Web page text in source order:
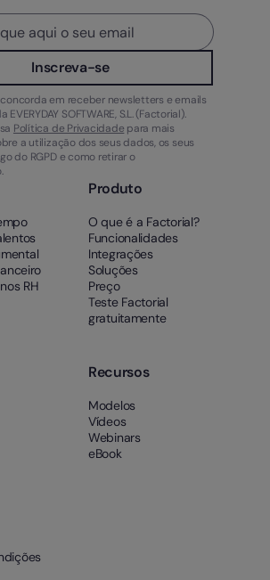
Inscreva-se
em receber newsletters e emails
SOFTWARE, S.L. (Factorial).
Política de Privacidade para mais
a utilização dos seus dados, os seus
do RGPD e como retirar o
RH
Produto
O que é a Factorial?
Funcionalidades
Integrações
Soluções
Preço
Teste Factorial
gratuitamente
Recursos
Modelos
Vídeos
Webinars
eBook